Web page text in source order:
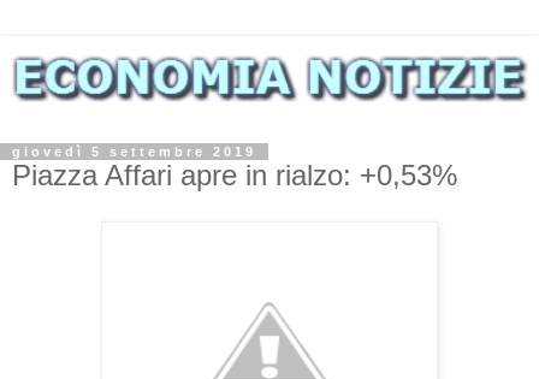
giovedì 5 settembre 2019
Piazza Affari apre in rialzo: +0,53%